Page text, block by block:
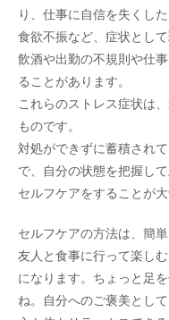
り、仕事に自信を失くし
食欲不振など、症状とし
飲酒や出勤の不規則や仕
ることがあります。
これらのストレス症状は
ものです。
対処ができずに蓄積され
で、自分の状態を把握し
セルフケアをすることが大
セルフケアの方法は、簡
友人と食事に行って楽し
になります。ちょっと足
ね。自分へのご褒美とし